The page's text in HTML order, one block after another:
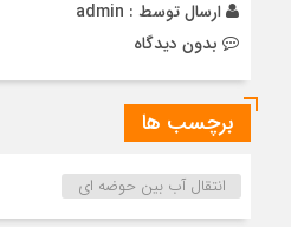
ارسال توسط : admin
بدون دیدگاه
برچسب ها
انتقال آب بین حوضه ای